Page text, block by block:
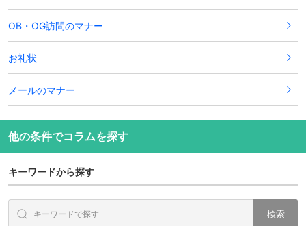
OB・OG訪問のマナー
お礼状
メールのマナー
他の条件でコラムを探す
キーワードから探す
検索